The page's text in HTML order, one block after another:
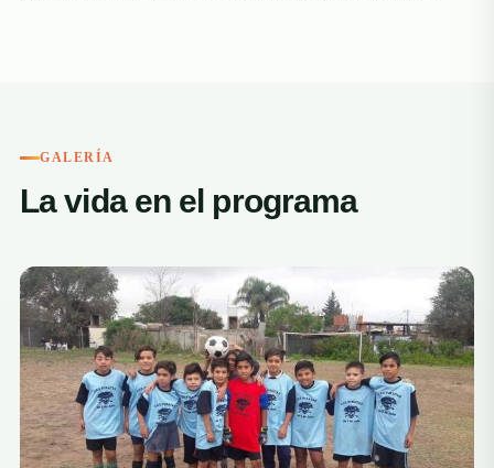
GALERÍA
La vida en el programa